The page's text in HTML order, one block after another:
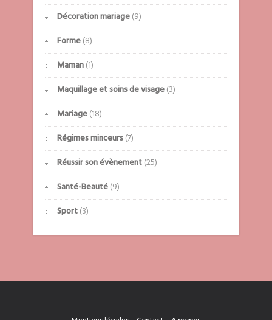
Décoration mariage(9)
Forme(8)
Maman(1)
Maquillage et soins de visage(3)
Mariage(18)
Régimes minceurs(7)
Réussir son évènement(25)
Santé-Beauté(9)
Sport(3)